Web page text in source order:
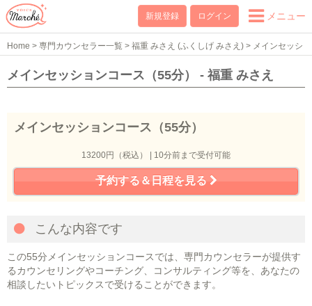
新規登録 ログイン メニュー
Home > 専門カウンセラー一覧 > 福重 みさえ (ふくしげ みさえ) > メインセッシ
ョンコース（55分）
メインセッションコース（55分） - 福重 みさえ
メインセッションコース（55分）
13200円（税込） | 10分前まで受付可能
予約する＆日程を見る
こんな内容です
この55分メインセッションコースでは、専門カウンセラーが提供す
るカウンセリングやコーチング、コンサルティング等を、あなたの
相談したいトピックスで受けることができます。